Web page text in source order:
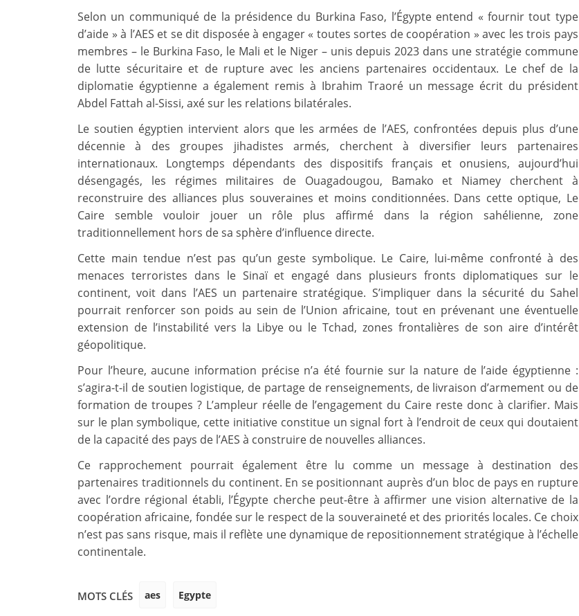
Selon un communiqué de la présidence du Burkina Faso, l’Égypte entend « fournir tout type
d’aide » à l’AES et se dit disposée à engager « toutes sortes de coopération » avec les trois pays
membres – le Burkina Faso, le Mali et le Niger – unis depuis 2023 dans une stratégie commune
de lutte sécuritaire et de rupture avec les anciens partenaires occidentaux. Le chef de la
diplomatie égyptienne a également remis à Ibrahim Traoré un message écrit du président
Abdel Fattah al-Sissi, axé sur les relations bilatérales.
Le soutien égyptien intervient alors que les armées de l’AES, confrontées depuis plus d’une
décennie à des groupes jihadistes armés, cherchent à diversifier leurs partenaires
internationaux. Longtemps dépendants des dispositifs français et onusiens, aujourd’hui
désengagés, les régimes militaires de Ouagadougou, Bamako et Niamey cherchent à
reconstruire des alliances plus souveraines et moins conditionnées. Dans cette optique, Le
Caire semble vouloir jouer un rôle plus affirmé dans la région sahélienne, zone
traditionnellement hors de sa sphère d’influence directe.
Cette main tendue n’est pas qu’un geste symbolique. Le Caire, lui-même confronté à des
menaces terroristes dans le Sinaï et engagé dans plusieurs fronts diplomatiques sur le
continent, voit dans l’AES un partenaire stratégique. S’impliquer dans la sécurité du Sahel
pourrait renforcer son poids au sein de l’Union africaine, tout en prévenant une éventuelle
extension de l’instabilité vers la Libye ou le Tchad, zones frontalières de son aire d’intérêt
géopolitique.
Pour l’heure, aucune information précise n’a été fournie sur la nature de l’aide égyptienne :
s’agira-t-il de soutien logistique, de partage de renseignements, de livraison d’armement ou de
formation de troupes ? L’ampleur réelle de l’engagement du Caire reste donc à clarifier. Mais
sur le plan symbolique, cette initiative constitue un signal fort à l’endroit de ceux qui doutaient
de la capacité des pays de l’AES à construire de nouvelles alliances.
Ce rapprochement pourrait également être lu comme un message à destination des
partenaires traditionnels du continent. En se positionnant auprès d’un bloc de pays en rupture
avec l’ordre régional établi, l’Égypte cherche peut-être à affirmer une vision alternative de la
coopération africaine, fondée sur le respect de la souveraineté et des priorités locales. Ce choix
n’est pas sans risque, mais il reflète une dynamique de repositionnement stratégique à l’échelle
continentale.
MOTS CLÉS aes Egypte